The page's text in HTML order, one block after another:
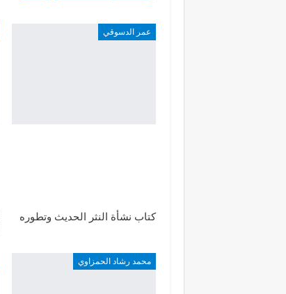
عمر الدسوقي
كتاب نشأة النثر الحديث وتطوره
محمد رشاد الحمزاوي